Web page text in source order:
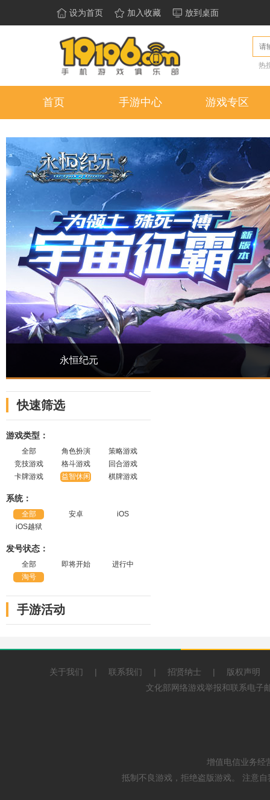
设为首页 加入收藏 放到桌面
热
首页 手游中心 游戏专区
永恒纪元
快速筛选
游戏类型：
全部 角色扮演
策略游戏
竞技游戏
格斗游戏
回合游戏
卡牌游戏
益智休闲 棋牌游戏
系统：
全部 安卓
iOS
iOS越狱
发号状态：
全部 即将开始
进行中
淘号
手游活动
关于我们 | 联系我们 | 招贤纳士 |
版权声明
文化部网络游戏举报和联系电子
增值电信业务经
抵制不良游戏，拒绝盗版游戏。 注意